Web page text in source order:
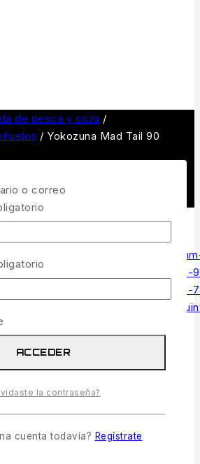
de pesca y caza /
/ Yokozuna Mad Tail 90
o correo
ACCEDER
la contraseña?
cuenta todavía? Regístrate